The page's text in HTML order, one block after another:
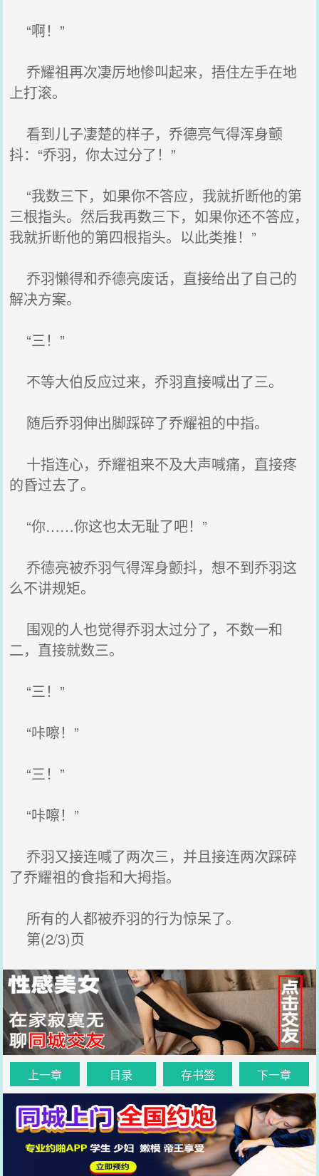
“啊！”
乔耀祖再次凄厉地惨叫起来，捂住左手在地
上打滚。
看到儿子凄楚的样子，乔德亮气得浑身颤
抖：“乔羽，你太过分了！”
“我数三下，如果你不答应，我就折断他的第
三根指头。然后我再数三下，如果你还不答应，
我就折断他的第四根指头。以此类推！”
乔羽懒得和乔德亮废话，直接给出了自己的
解决方案。
“三！”
不等大伯反应过来，乔羽直接喊出了三。
随后乔羽伸出脚踩碎了乔耀祖的中指。
十指连心，乔耀祖来不及大声喊痛，直接疼
的昏过去了。
“你……你这也太无耻了吧！”
乔德亮被乔羽气得浑身颤抖，想不到乔羽这
么不讲规矩。
围观的人也觉得乔羽太过分了，不数一和
二，直接就数三。
“三！”
“咔嚓！”
“三！”
“咔嚓！”
乔羽又接连喊了两次三，并且接连两次踩碎
了乔耀祖的食指和大拇指。
所有的人都被乔羽的行为惊呆了。
第(2/3)页
上一章 目录 存书签 下一章